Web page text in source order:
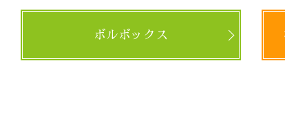
ボルボックス